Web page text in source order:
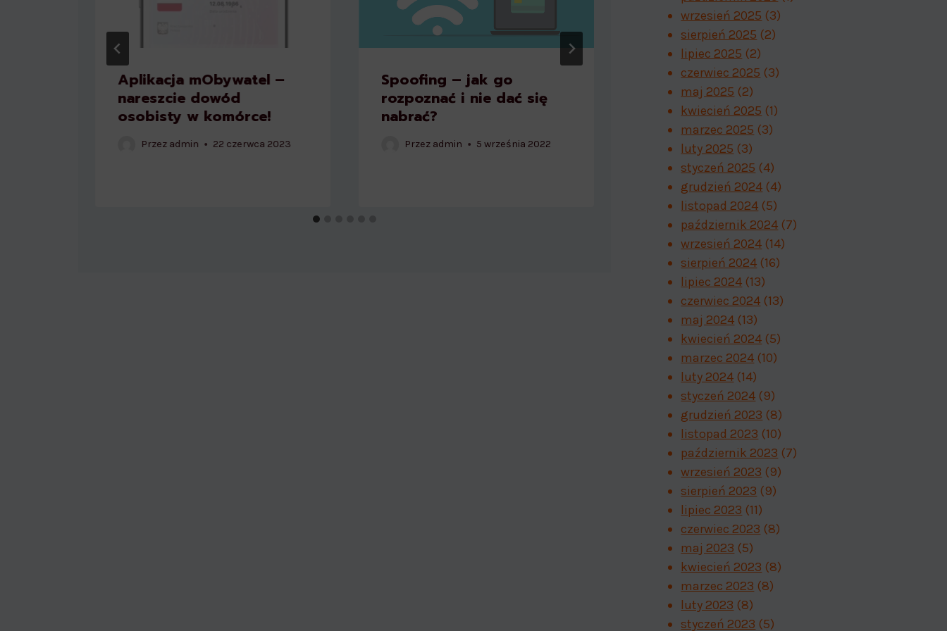
Aplikacja mObywatel –
nareszcie dowód
osobisty w komórce!
Przez admin 22 czerwca 2023
Spoofing – jak go
rozpoznać i nie dać się
nabrać?
Przez admin 5 września 2022
Co piąty senior ofiarą
przestępców w sieci
Przezadmin 26 sierpnia 2025
wrzesień 2025 (3)
sierpień 2025 (2)
lipiec 2025 (2)
czerwiec 2025 (3)
maj 2025 (2)
kwiecień 2025 (1)
marzec 2025 (3)
luty 2025 (3)
styczeń 2025 (4)
grudzień 2024 (4)
listopad 2024 (5)
październik 2024 (7)
wrzesień 2024 (14)
sierpień 2024 (16)
lipiec 2024 (13)
czerwiec 2024 (13)
maj 2024 (13)
kwiecień 2024 (5)
marzec 2024 (10)
luty 2024 (14)
styczeń 2024 (9)
grudzień 2023 (8)
listopad 2023 (10)
październik 2023 (7)
wrzesień 2023 (9)
sierpień 2023 (9)
lipiec 2023 (11)
czerwiec 2023 (8)
maj 2023 (5)
kwiecień 2023 (8)
marzec 2023 (8)
luty 2023 (8)
styczeń 2023 (5)